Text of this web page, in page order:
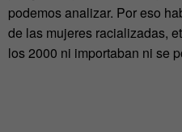
podemos analizar. Por eso
de las mujeres racializadas,
los 2000 ni importaban ni se